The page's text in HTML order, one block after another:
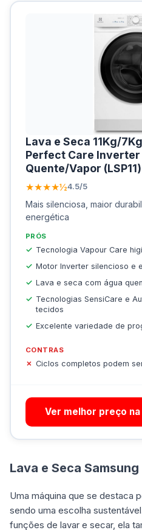
Lava e Seca 11Kg/
Perfect Care Inverter
Quente/Vapor
★★★★½4.5/5
Mais silenciosa, maior
energética
PRÓS
Tecnologia Vapour Care
Motor Inverter silencioso e
Lava e seca com água
Tecnologias SensiCare e
tecidos
Excelente variedade de
CONTRAS
Ciclos completos podem
Ver melhor preço
Lava e Seca Samsung
Uma máquina que se destaca
sendo uma escolha
funções de lavar e secar, ela